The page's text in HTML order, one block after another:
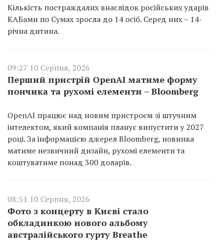
Кількість постраждалих внаслідок російських ударів
КАБами по Сумах зросла до 14 осіб. Серед них – 14-
річна дитина.
09:27 10 Серпня, 2026
Перший пристрій OpenAI матиме форму
пончика та рухомі елементи – Bloomberg
OpenAI працює над новим пристроєм зі штучним
інтелектом, який компанія планує випустити у 2027
році. За інформацією джерел Bloomberg, новинка
матиме незвичний дизайн, рухомі елементи та
коштуватиме понад 300 доларів.
08:51 10 Серпня, 2026
Фото з концерту в Києві стало
обкладинкою нового альбому
австралійського гурту Breathe